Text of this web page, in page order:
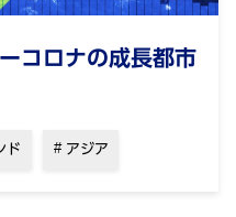
コロナの成長都市
ド アジア